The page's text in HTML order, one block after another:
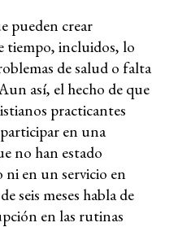
pueden crear
tiempo, incluidos, lo
de salud o falta
así, el hecho de que
practicantes
en una
no han estado
en un servicio en
seis meses habla de
en las rutinas